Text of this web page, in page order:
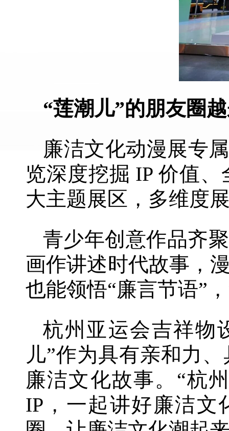
“莲潮儿”的朋友圈
廉洁文化动漫展专
览深度挖掘 IP 价值
大主题展区，多维度
青少年创意作品齐
画作讲述时代故事，
也能领悟“廉言节语”
杭州亚运会吉祥物
儿”作为具有亲和力
廉洁文化故事。“杭
IP，一起讲好廉洁文